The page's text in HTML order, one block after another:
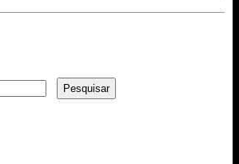
Pesquisar